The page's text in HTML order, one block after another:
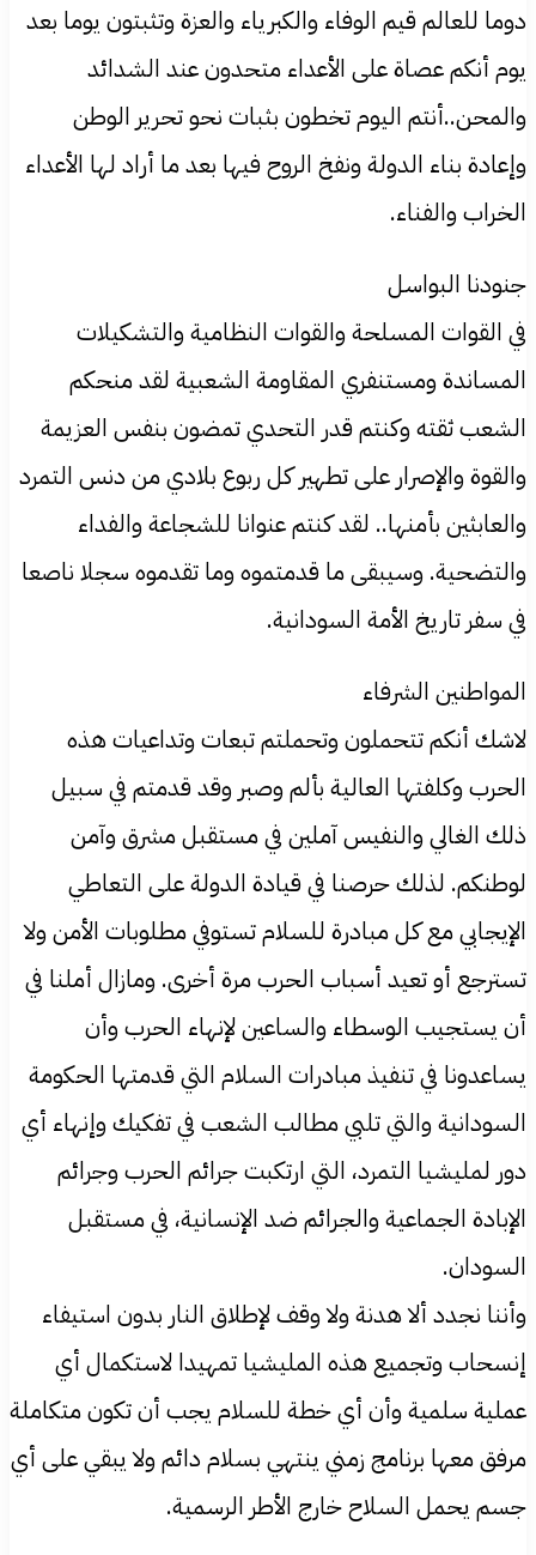
دوما للعالم قيم الوفاء والكبرياء والعزة وتثبتون يوما بعد
يوم أنكم عصاة على الأعداء متحدون عند الشدائد
والمحن..أنتم اليوم تخطون بثبات نحو تحرير الوطن
وإعادة بناء الدولة ونفخ الروح فيها بعد ما أراد لها الأعداء
الخراب والفناء.
جنودنا البواسل
في القوات المسلحة والقوات النظامية والتشكيلات
المساندة ومستنفري المقاومة الشعبية لقد منحكم
الشعب ثقته وكنتم قدر التحدي تمضون بنفس العزيمة
والقوة والإصرار على تطهير كل ربوع بلادي من دنس التمرد
والعابثين بأمنها.. لقد كنتم عنوانا للشجاعة والفداء
والتضحية. وسيبقى ما قدمتموه وما تقدموه سجلا ناصعا
في سفر تاريخ الأمة السودانية.
المواطنين الشرفاء
لاشك أنكم تتحملون وتحملتم تبعات وتداعيات هذه
الحرب وكلفتها العالية بألم وصبر وقد قدمتم في سبيل
ذلك الغالي والنفيس آملين في مستقبل مشرق وآمن
لوطنكم. لذلك حرصنا في قيادة الدولة على التعاطي
الإيجابي مع كل مبادرة للسلام تستوفي مطلوبات الأمن ولا
تسترجع أو تعيد أسباب الحرب مرة أخرى. ومازال أملنا في
أن يستجيب الوسطاء والساعين لإنهاء الحرب وأن
يساعدونا في تنفيذ مبادرات السلام التي قدمتها الحكومة
السودانية والتي تلبي مطالب الشعب في تفكيك وإنهاء أي
دور لمليشيا التمرد، التي ارتكبت جرائم الحرب وجرائم
الإبادة الجماعية والجرائم ضد الإنسانية، في مستقبل
السودان.
وأننا نجدد ألا هدنة ولا وقف لإطلاق النار بدون استيفاء
إنسحاب وتجميع هذه المليشيا تمهيدا لاستكمال أي
عملية سلمية وأن أي خطة للسلام يجب أن تكون متكاملة
مرفق معها برنامج زمني ينتهي بسلام دائم ولا يبقي على أي
جسم يحمل السلاح خارج الأطر الرسمية.